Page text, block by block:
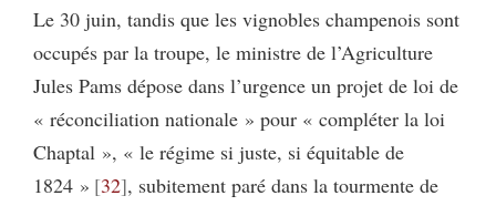
Le 30 juin, tandis que les vignobles champenois sont
occupés par la troupe, le ministre de l’Agriculture
Jules Pams dépose dans l’urgence un projet de loi de
« réconciliation nationale » pour « compléter la loi
Chaptal », « le régime si juste, si équitable de
1824 » 32 , subitement paré dans la tourmente de